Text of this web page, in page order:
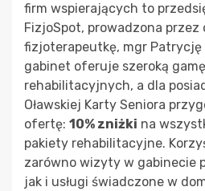
firm wspierających to
FizjoSpot, prowadzona przez
fizjoterapeutkę, mgr Patrycję
gabinet oferuje szeroką gamę
rehabilitacyjnych, a dla
Oławskiej Karty Seniora
ofertę: 10% zniżki na
pakiety rehabilitacyjne.
zarówno wizyty w gabinecie
jak i usługi świadczone w